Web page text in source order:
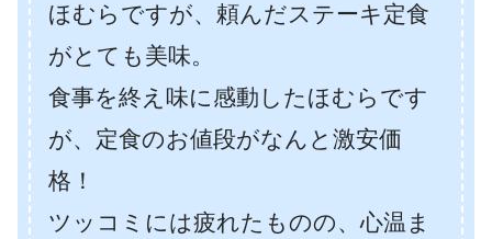
ほむらですが、頼んだステーキ定食
がとても美味。
食事を終え味に感動したほむらです
が、定食のお値段がなんと激安価
格！
ツッコミには疲れたものの、心温ま